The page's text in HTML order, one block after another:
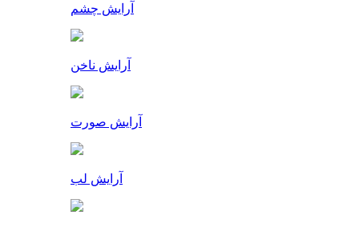
آرایش چشم
آرایش ناخن
آرایش صورت
آرایش لب